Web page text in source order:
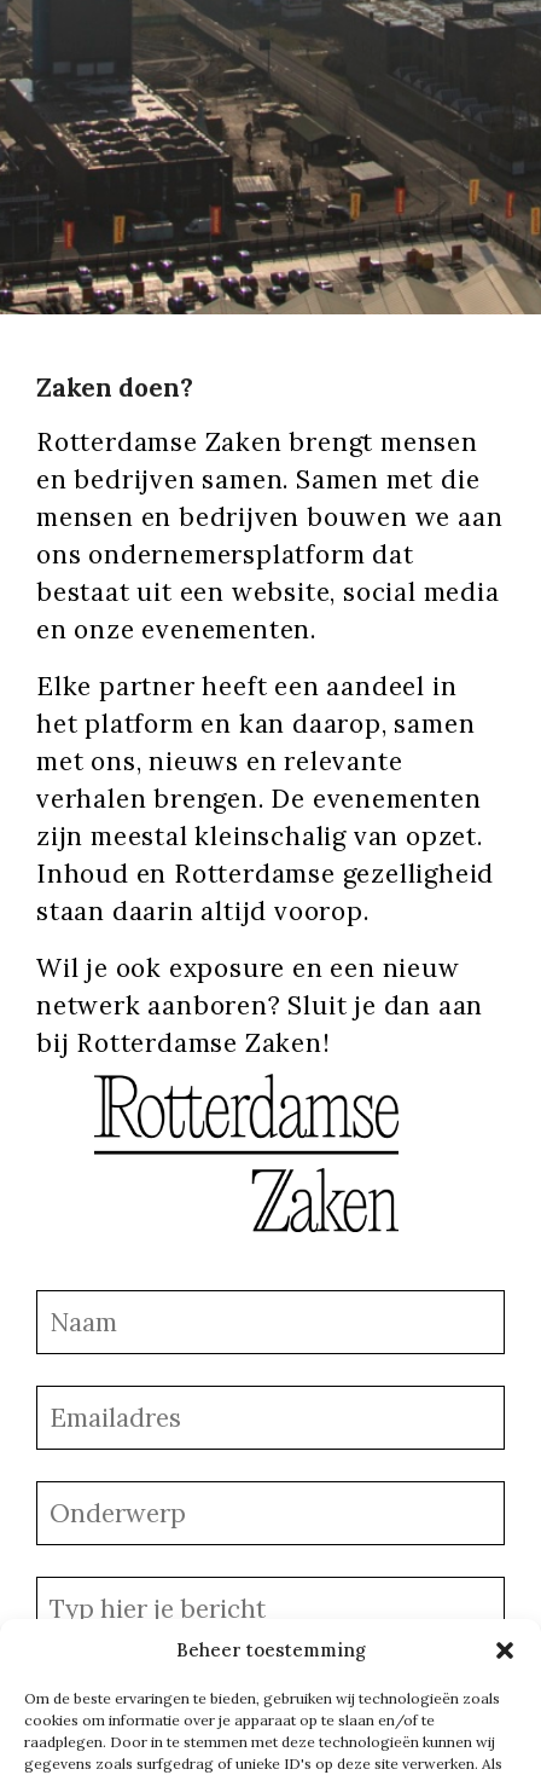
Beheer toestemming
Om de beste ervaringen te bieden, gebruiken wij technologieën zoals
cookies om informatie over je apparaat op te slaan en/of te
raadplegen. Door in te stemmen met deze technologieën kunnen wij
gegevens zoals surfgedrag of unieke ID's op deze site verwerken. Als
Zaken doen?
Rotterdamse Zaken brengt mensen
en bedrijven samen. Samen met die
mensen en bedrijven bouwen we aan
ons ondernemersplatform dat
bestaat uit een website, social media
en onze evenementen.
Elke partner heeft een aandeel in
het platform en kan daarop, samen
met ons, nieuws en relevante
verhalen brengen. De evenementen
zijn meestal kleinschalig van opzet.
Inhoud en Rotterdamse gezelligheid
staan daarin altijd voorop.
Wil je ook exposure en een nieuw
netwerk aanboren? Sluit je dan aan
bij Rotterdamse Zaken!